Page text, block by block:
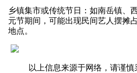
乡镇集市或传统节日：如南岳镇、
元节期间，可能出现民间艺人摆摊
地点。
以上信息来源于网络，请谨慎